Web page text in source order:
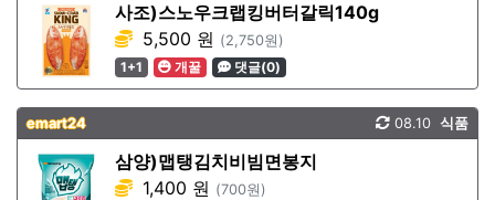
사조)스노우크랩킹버터갈릭140g
5,500 원 (2,750원)
1+1
개꿀 댓글(0)
emart24 식품
08.10
삼양)맵탱김치비빔면봉지
1,400 원 (700원)